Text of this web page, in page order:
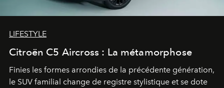
LIFESTYLE
Citroën C5 Aircross : La métamorphose
Finies les formes arrondies de la précédente génération,
le SUV familial change de registre stylistique et se dote